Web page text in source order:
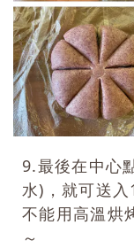
9.最後在中心
水)，就可送
不能用高溫烘
～